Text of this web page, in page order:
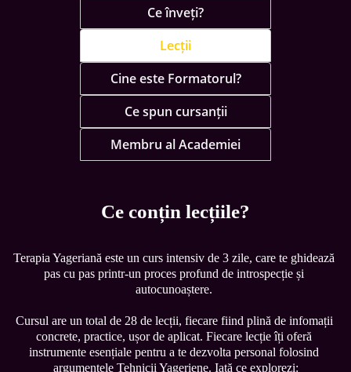
Ce înveți?
Lecții
Cine este Formatorul?
Ce spun cursanții
Membru al Academiei
Ce conțin lecțiile?
Terapia Yageriană este un curs intensiv de 3 zile, care te ghidează
pas cu pas printr-un proces profund de introspecție și
autocunoaștere.
Cursul are un total de 28 de lecții, fiecare fiind plină de infomații
concrete, practice, ușor de aplicat. Fiecare lecție îți oferă
instrumente esențiale pentru a te dezvolta personal folosind
argumentele Tehnicii Yageriene. Iată ce explorezi: